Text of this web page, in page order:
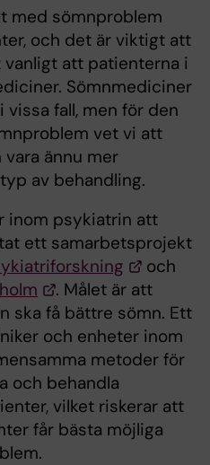
med sömnproblem
och det är viktigt att
vanligt att patienterna i
Sömnmediciner
vissa fall, men för den
vet vi att
ännu mer
av behandling.
inom psykiatrin att
ett samarbetsprojekt
och
. Målet är att
ska få bättre sömn. Ett
och enheter inom
metoder för
och behandla
vilket riskerar att
får bästa möjliga